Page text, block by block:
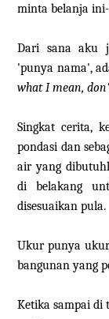
minta belanja
Dari sana aku
'punya nama',
what I mean,
Singkat cerita,
pondasi dan
air yang
di belakang
disesuaikan pula.
Ukur punya
bangunan yang
Ketika sampai di